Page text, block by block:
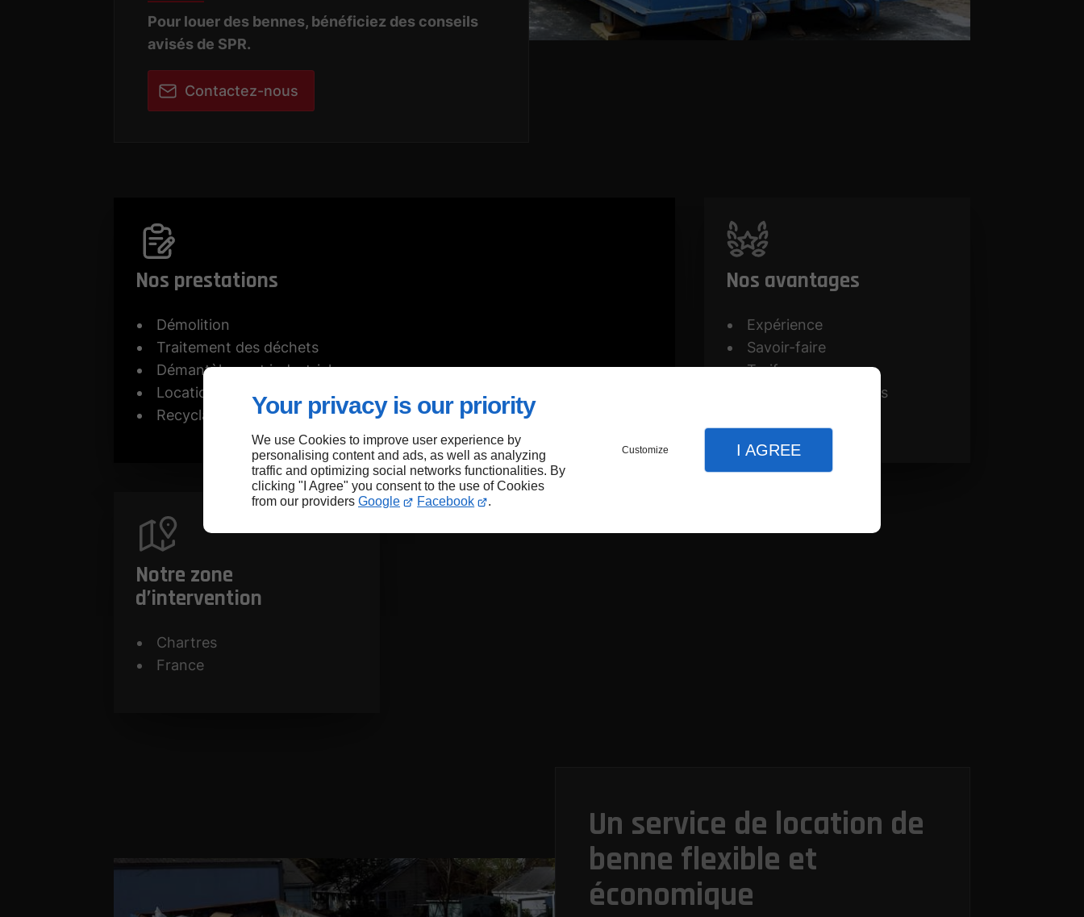
Your privacy is our priority
We use Cookies to improve user experience by
personalising content and ads, as well as analyzing
traffic and optimizing social networks functionalities. By
clicking "I Agree" you consent to the use of Cookies
from our providers Google Facebook .
Customize I AGREE
Pour louer des bennes, bénéficiez des conseils
avisés de SPR.
Contactez-nous
Nos prestations
Démolition
Traitement des déchets
Démantèlement industriel
Location de bennes
Recyclage de métaux
Nos avantages
Expérience
Savoir-faire
Tarifs
Diversité de produits
Notre zone
d’intervention
Chartres
France
Un service de location de
benne flexible et
économique